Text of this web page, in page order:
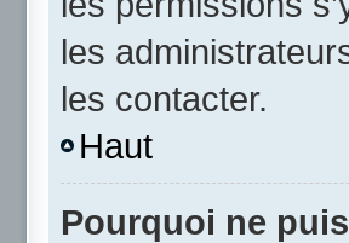
les
les contacter.
Haut
Pourquoi ne